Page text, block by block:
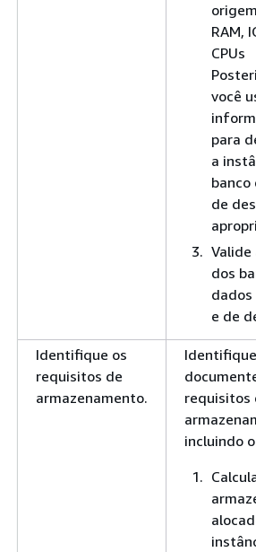
RAM,
CPUs
você
para
a
banco
de
Valide
dos
e de
Identifique os
requisitos de
armazenamento.
requisitos
incluindo